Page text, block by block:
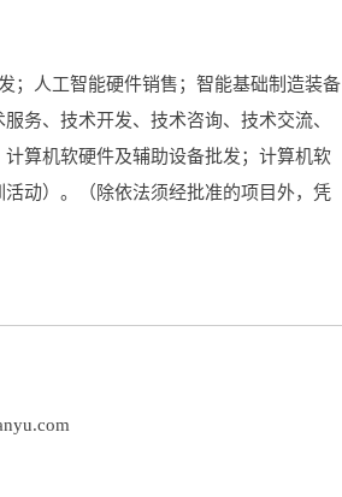
；人工智能硬件销售；智能基础制造装备
务、技术开发、技术咨询、技术交流、
算机软硬件及辅助设备批发；计算机软
动）。（除依法须经批准的项目外，凭